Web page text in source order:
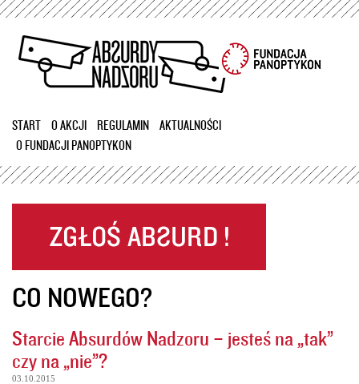
Przejdź
treści
START O AKCJI REGULAMIN
AKTUALNOŚCI
O FUNDACJI PANOPTYKON
CO NOWEGO?
Starcie Absurdów Nadzoru – jesteś na „tak”
czy na „nie”?
03.10.2015